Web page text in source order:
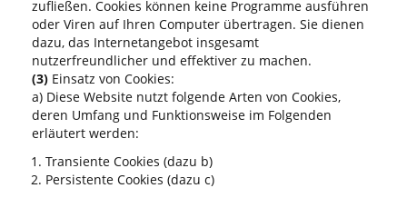
zufließen. Cookies können keine Programme ausführen
oder Viren auf Ihren Computer übertragen. Sie dienen
dazu, das Internetangebot insgesamt
nutzerfreundlicher und effektiver zu machen.
(3) Einsatz von Cookies:
a) Diese Website nutzt folgende Arten von Cookies,
deren Umfang und Funktionsweise im Folgenden
erläutert werden:
Transiente Cookies (dazu b)
Persistente Cookies (dazu c)